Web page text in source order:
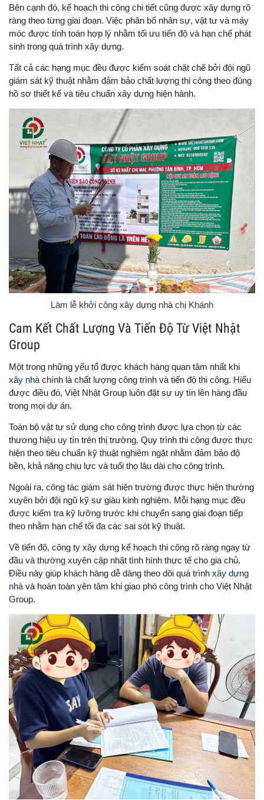
Bên cạnh đó, kế hoạch thi công chi tiết cũng được xây dựng rõ
ràng theo từng giai đoạn. Việc phân bổ nhân sự, vật tư và máy
móc được tính toán hợp lý nhằm tối ưu tiến độ và hạn chế phát
sinh trong quá trình xây dựng.
Tất cả các hạng mục đều được kiểm soát chặt chẽ bởi đội ngũ
giám sát kỹ thuật nhằm đảm bảo chất lượng thi công theo đúng
hồ sơ thiết kế và tiêu chuẩn xây dựng hiện hành.
Làm lễ khởi công xây dựng nhà chị Khánh
Cam Kết Chất Lượng Và Tiến Độ Từ Việt Nhật
Group
Một trong những yếu tố được khách hàng quan tâm nhất khi
xây nhà chính là chất lượng công trình và tiến độ thi công. Hiểu
được điều đó, Việt Nhật Group luôn đặt sự uy tín lên hàng đầu
trong mọi dự án.
Toàn bộ vật tư sử dụng cho công trình được lựa chọn từ các
thương hiệu uy tín trên thị trường. Quy trình thi công được thực
hiện theo tiêu chuẩn kỹ thuật nghiêm ngặt nhằm đảm bảo độ
bền, khả năng chịu lực và tuổi thọ lâu dài cho công trình.
Ngoài ra, công tác giám sát hiện trường được thực hiện thường
xuyên bởi đội ngũ kỹ sư giàu kinh nghiệm. Mỗi hạng mục đều
được kiểm tra kỹ lưỡng trước khi chuyển sang giai đoạn tiếp
theo nhằm hạn chế tối đa các sai sót kỹ thuật.
Về tiến độ, công ty xây dựng kế hoạch thi công rõ ràng ngay từ
đầu và thường xuyên cập nhật tình hình thực tế cho gia chủ.
Điều này giúp khách hàng dễ dàng theo dõi quá trình xây dựng
nhà và hoàn toàn yên tâm khi giao phó công trình cho Việt Nhật
Group.